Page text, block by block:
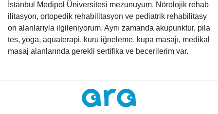
İstanbul Medipol Üniversitesi mezunuyum. Nörolojik rehab
ilitasyon, ortopedik rehabilitasyon ve pediatrik rehabilitasy
on alanlarıyla ilgileniyorum. Aynı zamanda akupunktur, pila
tes, yoga, aquaterapi, kuru iğneleme, kupa masajı, medikal
masaj alanlarında gerekli sertifika ve becerilerim var.